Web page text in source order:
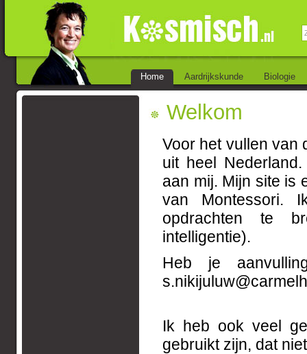
Home Aardrijkskunde Biologie
Welkom
Voor het vullen van
uit heel
aan mij. Mijn site is
van Montessori.
opdrachten te
intelligentie).
Heb je
Ik heb ook veel
gebruikt zijn, dat